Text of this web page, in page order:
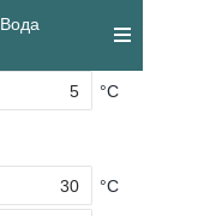
Вода
°C
°C